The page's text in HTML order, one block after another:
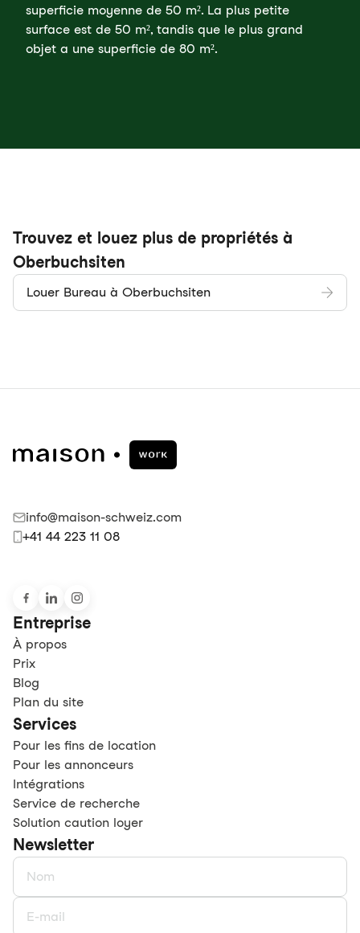
superficie moyenne de 50 m². La plus petite
surface est de 50 m², tandis que le plus grand
objet a une superficie de 80 m².
Trouvez et louez plus de propriétés à
Oberbuchsiten
Louer Bureau à Oberbuchsiten
info@maison-schweiz.com
+41 44 223 11 08
Entreprise
À propos
Prix
Blog
Plan du site
Services
Pour les fins de location
Pour les annonceurs
Intégrations
Service de recherche
Solution caution loyer
Newsletter